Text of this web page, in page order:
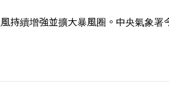
持續增強並擴大暴風圈。中央氣象